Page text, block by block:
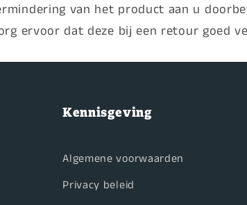
van het product aan u
ervoor dat deze bij een retour goed
Kennisgeving
Algemene voorwaarden
Privacy beleid